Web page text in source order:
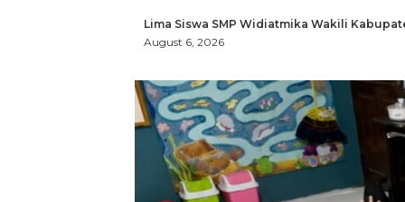
Lima Siswa SMP Widiatmika Wakili
August 6, 2026